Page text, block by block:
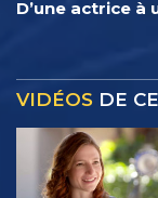
D’une actrice
VIDÉOS DE